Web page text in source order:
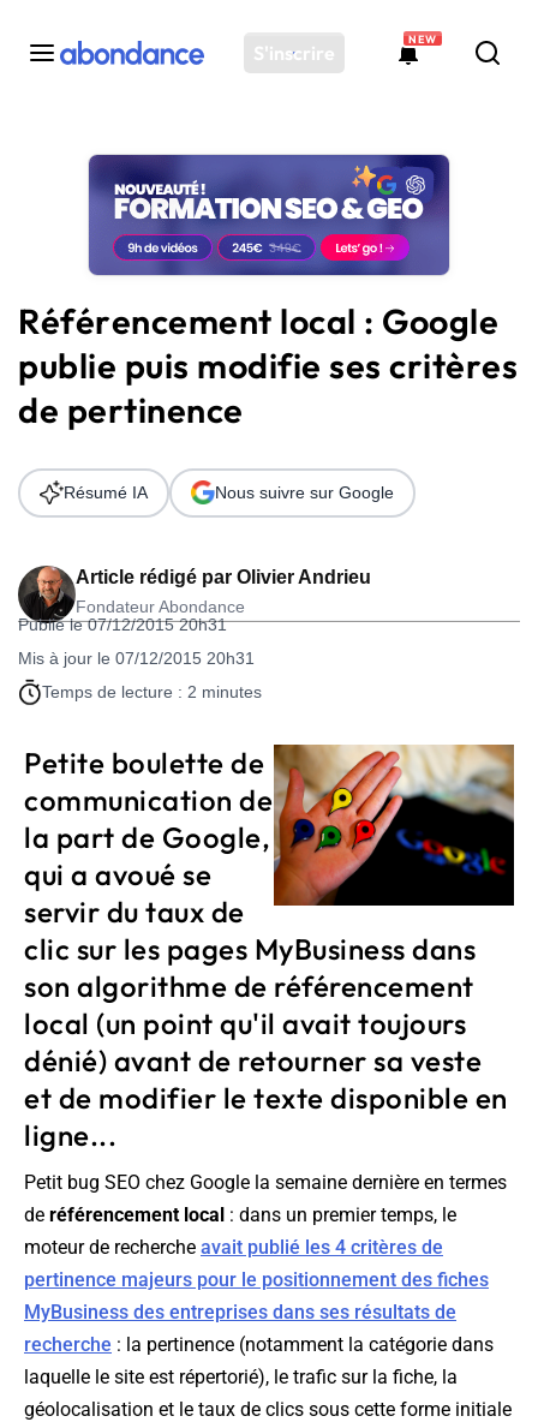
S'inscrire
NEW
Toutes les actus
Actus SEO
Plateforme
Solutions
Ressources
Audit SEO
Référencement local : Google
publie puis modifie ses critères
de pertinence
Article rédigé par Olivier Andrieu
Fondateur Abondance
Publié le 07/12/2015 20h31
Mis à jour le 07/12/2015 20h31
Temps de lecture : 2 minutes
Résumé IA Nous suivre sur Google
Petite boulette de
communication de
la part de Google,
qui a avoué se
servir du taux de
clic sur les pages MyBusiness dans
son algorithme de référencement
local (un point qu'il avait toujours
dénié) avant de retourner sa veste
et de modifier le texte disponible en
ligne...
Petit bug SEO chez Google la semaine dernière en termes
de référencement local : dans un premier temps, le
moteur de recherche avait publié les 4 critères de
pertinence majeurs pour le positionnement des fiches
MyBusiness des entreprises dans ses résultats de
recherche : la pertinence (notamment la catégorie dans
laquelle le site est répertorié), le trafic sur la fiche, la
géolocalisation et le taux de clics sous cette forme initiale